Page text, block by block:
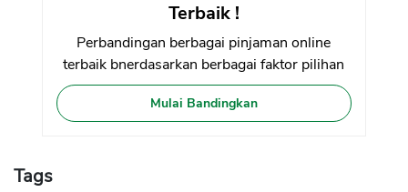
Terbaik !
Perbandingan berbagai pinjaman online
terbaik bnerdasarkan berbagai faktor pilihan
Mulai Bandingkan
Tags